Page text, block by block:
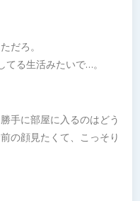
だろ。
る生活みたいで…。
手に部屋に入るのはどう
の顔見たくて、こっそり